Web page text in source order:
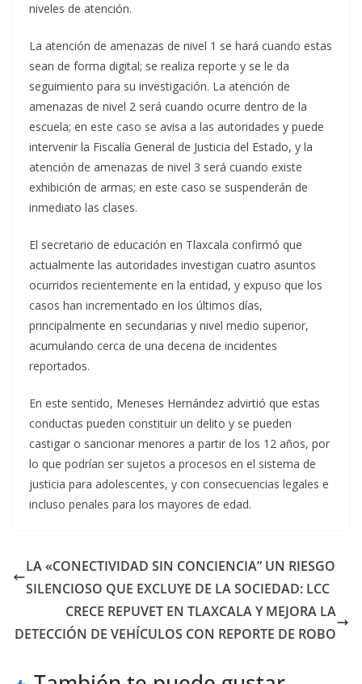
niveles de atención.
La atención de amenazas de nivel 1 se hará cuando estas
sean de forma digital; se realiza reporte y se le da
seguimiento para su investigación. La atención de
amenazas de nivel 2 será cuando ocurre dentro de la
escuela; en este caso se avisa a las autoridades y puede
intervenir la Fiscalía General de Justicia del Estado, y la
atención de amenazas de nivel 3 será cuando existe
exhibición de armas; en este caso se suspenderán de
inmediato las clases.
El secretario de educación en Tlaxcala confirmó que
actualmente las autoridades investigan cuatro asuntos
ocurridos recientemente en la entidad, y expuso que los
casos han incrementado en los últimos días,
principalmente en secundarias y nivel medio superior,
acumulando cerca de una decena de incidentes
reportados.
En este sentido, Meneses Hernández advirtió que estas
conductas pueden constituir un delito y se pueden
castigar o sancionar menores a partir de los 12 años, por
lo que podrían ser sujetos a procesos en el sistema de
justicia para adolescentes, y con consecuencias legales e
incluso penales para los mayores de edad.
LA «CONECTIVIDAD SIN CONCIENCIA” UN RIESGO
SILENCIOSO QUE EXCLUYE DE LA SOCIEDAD: LCC
CRECE REPUVET EN TLAXCALA Y MEJORA LA
DETECCIÓN DE VEHÍCULOS CON REPORTE DE ROBO